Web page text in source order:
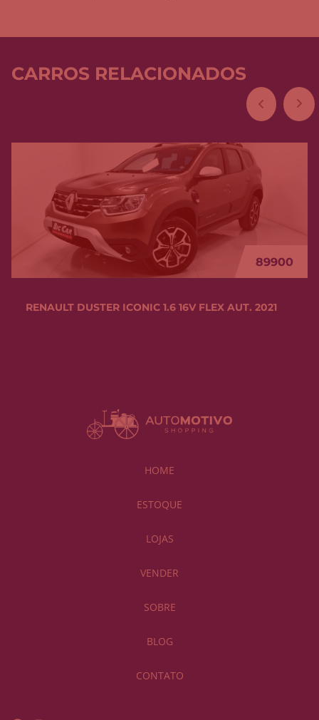
CARROS RELACIONADOS
63900
RENAULT KWID OUTSIDER 1.0 FLEX 12V MEC. 2025
HOME
ESTOQUE
LOJAS
VENDER
SOBRE
BLOG
CONTATO